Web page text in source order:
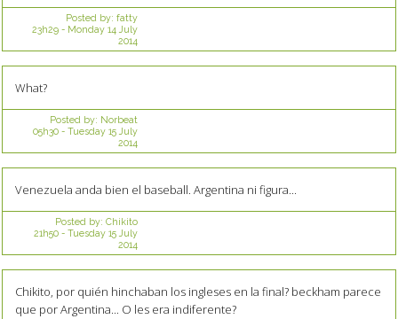
Posted by: fatty
23h29- Monday 14 July
2014
What?
Posted by: Norbeat
05h30- Tuesday 15 July
2014
Venezuela anda bien el baseball. Argentina ni figura...
Posted by: Chikito
21h50- Tuesday 15 July
2014
Chikito, por quién hinchaban los ingleses en la final? beckham parece
que por Argentina... O les era indiferente?